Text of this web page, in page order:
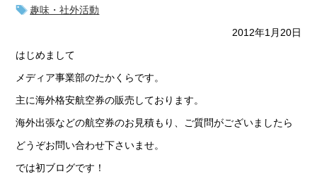
趣味・社外活動
2012年1月20日
はじめまして
メディア事業部のたかくらです。
主に海外格安航空券の販売しております。
海外出張などの航空券のお見積もり、ご質問がございましたら
どうぞお問い合わせ下さいませ。
では初ブログです！